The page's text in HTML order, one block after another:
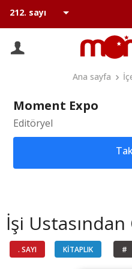
Ana sayfa
Moment Expo
Editöryel
İşi
. SAYI KİTAPLIK #